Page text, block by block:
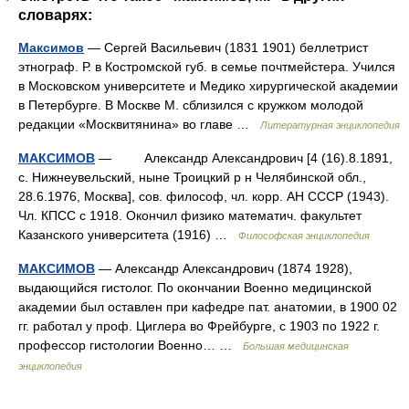
словарях:
Максимов — Сергей Васильевич (1831 1901) беллетрист
этнограф. Р. в Костромской губ. в семье почтмейстера. Учился
в Московском университете и Медико хирургической академии
в Петербурге. В Москве М. сблизился с кружком молодой
редакции «Москвитянина» во главе …
Литературная энциклопедия
МАКСИМОВ — Александр Александрович [4 (16).8.1891,
с. Нижнеувельский, ныне Троицкий р н Челябинской обл.,
28.6.1976, Москва], сов. философ, чл. корр. АН СССР (1943).
Чл. КПСС с 1918. Окончил физико математич. факультет
Казанского университета (1916) …
Философская энциклопедия
МАКСИМОВ — Александр Александрович (1874 1928),
выдающийся гистолог. По окончании Военно медицинской
академии был оставлен при кафедре пат. анатомии, в 1900 02
гг. работал у проф. Циглера во Фрейбурге, с 1903 по 1922 г.
профессор гистологии Военно… …
Большая медицинская
энциклопедия